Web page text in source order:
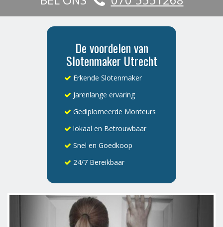
De voordelen van
Slotenmaker Utrecht
Erkende Slotenmaker
Jarenlange ervaring
Gediplomeerde Monteurs
lokaal en Betrouwbaar
Snel en Goedkoop
24/7 Bereikbaar